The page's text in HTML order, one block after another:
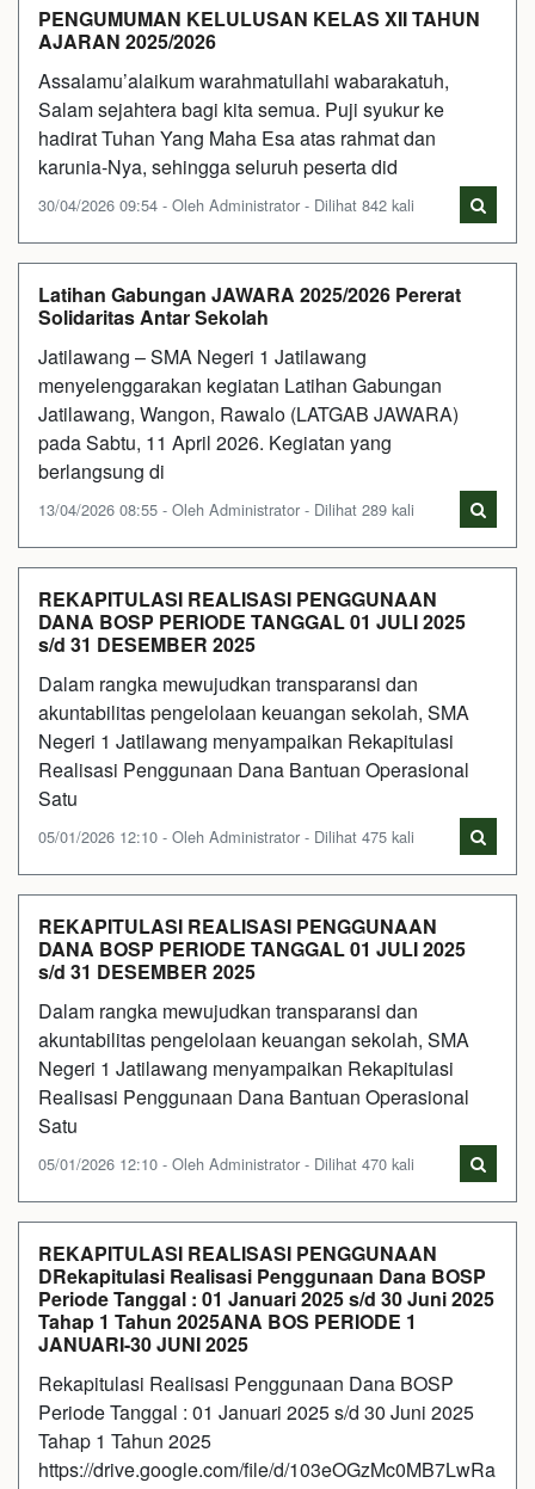
PENGUMUMAN KELULUSAN KELAS XII TAHUN
AJARAN 2025/2026
Assalamu’alaikum warahmatullahi wabarakatuh,
Salam sejahtera bagi kita semua. Puji syukur ke
hadirat Tuhan Yang Maha Esa atas rahmat dan
karunia-Nya, sehingga seluruh peserta did
30/04/2026 09:54 - Oleh Administrator - Dilihat 842 kali
Latihan Gabungan JAWARA 2025/2026 Pererat
Solidaritas Antar Sekolah
Jatilawang – SMA Negeri 1 Jatilawang
menyelenggarakan kegiatan Latihan Gabungan
Jatilawang, Wangon, Rawalo (LATGAB JAWARA)
pada Sabtu, 11 April 2026. Kegiatan yang
berlangsung di
13/04/2026 08:55 - Oleh Administrator - Dilihat 289 kali
REKAPITULASI REALISASI PENGGUNAAN
DANA BOSP PERIODE TANGGAL 01 JULI 2025
s/d 31 DESEMBER 2025
Dalam rangka mewujudkan transparansi dan
akuntabilitas pengelolaan keuangan sekolah, SMA
Negeri 1 Jatilawang menyampaikan Rekapitulasi
Realisasi Penggunaan Dana Bantuan Operasional
Satu
05/01/2026 12:10 - Oleh Administrator - Dilihat 475 kali
REKAPITULASI REALISASI PENGGUNAAN
DANA BOSP PERIODE TANGGAL 01 JULI 2025
s/d 31 DESEMBER 2025
Dalam rangka mewujudkan transparansi dan
akuntabilitas pengelolaan keuangan sekolah, SMA
Negeri 1 Jatilawang menyampaikan Rekapitulasi
Realisasi Penggunaan Dana Bantuan Operasional
Satu
05/01/2026 12:10 - Oleh Administrator - Dilihat 470 kali
REKAPITULASI REALISASI PENGGUNAAN
DRekapitulasi Realisasi Penggunaan Dana BOSP
Periode Tanggal : 01 Januari 2025 s/d 30 Juni 2025
Tahap 1 Tahun 2025ANA BOS PERIODE 1
JANUARI-30 JUNI 2025
Rekapitulasi Realisasi Penggunaan Dana BOSP
Periode Tanggal : 01 Januari 2025 s/d 30 Juni 2025
Tahap 1 Tahun 2025
https://drive.google.com/file/d/103eOGzMc0MB7LwRa